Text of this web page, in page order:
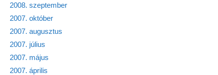
2008. szeptember
2007. október
2007. augusztus
2007. július
2007. május
2007. április